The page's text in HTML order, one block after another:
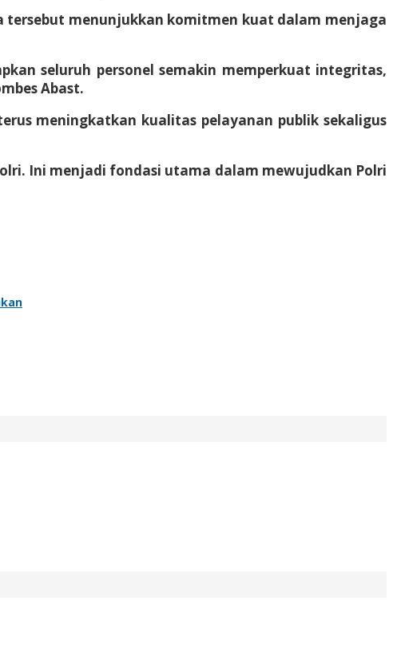
tersebut menunjukkan komitmen kuat dalam menjaga
seluruh personel semakin memperkuat integritas,
Abast.
meningkatkan kualitas pelayanan publik sekaligus
Ini menjadi fondasi utama dalam mewujudkan Polri